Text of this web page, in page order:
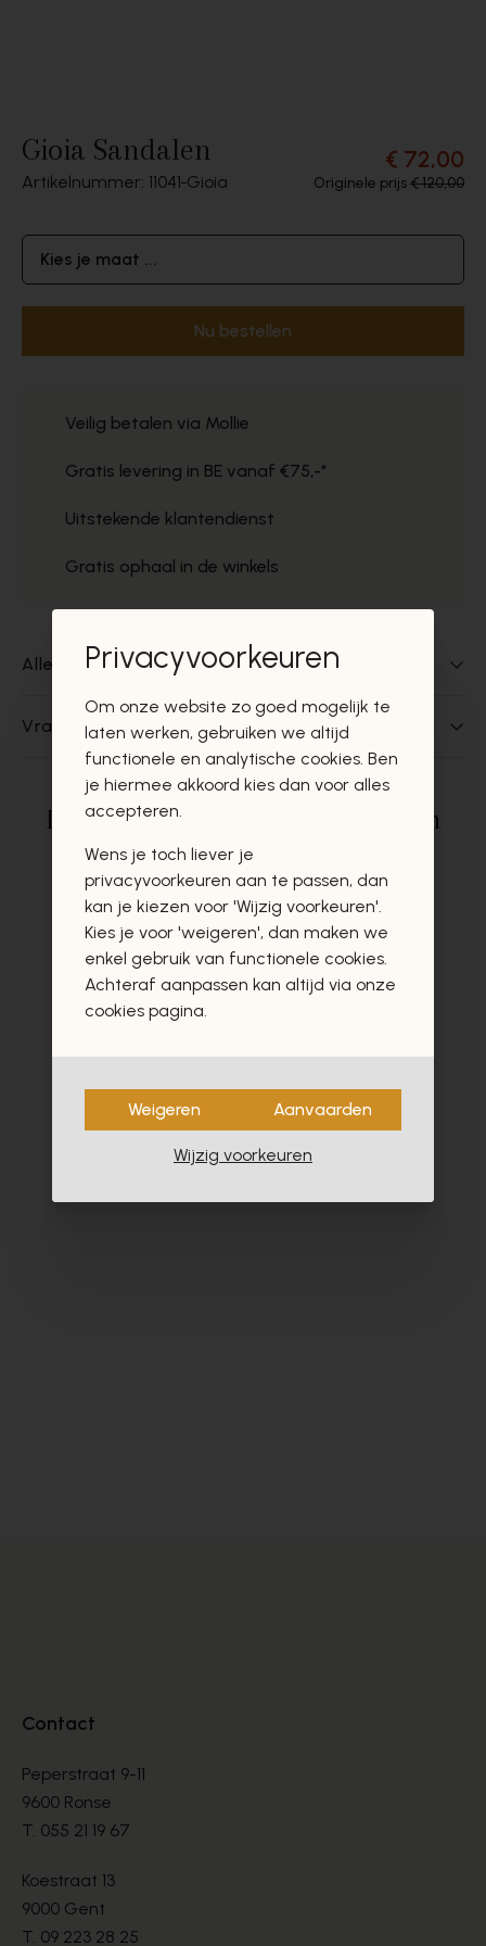
Gioia Sandalen
Artikelnummer: 11041 Gioia
€ 72,00
Originele prijs€ 120,00
Kies je maat ...
Nu bestellen
Veilig betalen via Mollie
Gratis levering in BE vanaf €75,-*
Uitstekende klantendienst
Gratis ophaal in de winkels
Alles over dit product
Vragen over dit product?
Deze producten zullen u zeker en
vast ook interesseren
- 30%
Contact
Peperstraat 9-11
9600 Ronse
T. 055 21 19 67
Koestraat 13
9000 Gent
T. 09 223 28 25
Privacyvoorkeuren
Om onze website zo goed mogelijk te
laten werken, gebruiken we altijd
functionele en analytische cookies. Ben
je hiermee akkoord kies dan voor alles
accepteren.
Wens je toch liever je
privacyvoorkeuren aan te passen, dan
kan je kiezen voor 'Wijzig voorkeuren'.
Kies je voor 'weigeren', dan maken we
enkel gebruik van functionele cookies.
Achteraf aanpassen kan altijd via onze
cookies pagina.
Weigeren Aanvaarden
Wijzig voorkeuren